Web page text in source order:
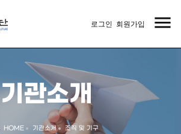
menu
로그인 회원가입
기관소개
HOME 기관소개 조직 및 기구